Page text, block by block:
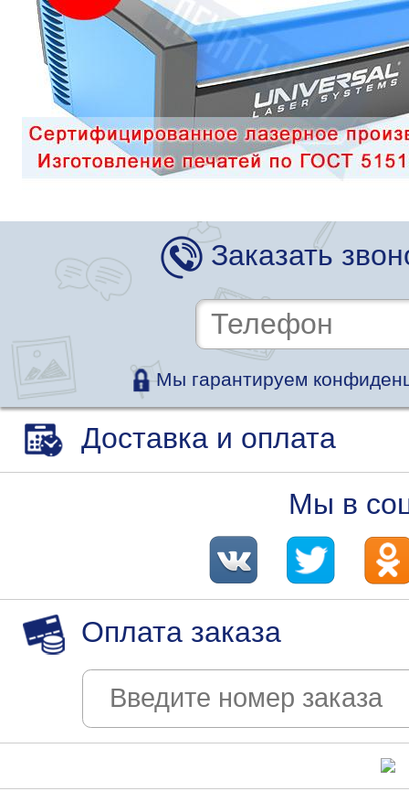
Заказать
Мы гарантируем
Доставка и оплата
Мы в
Оплата заказа